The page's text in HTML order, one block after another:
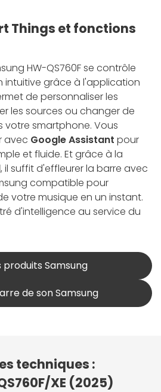
Things et fonctions
HW-QS760F se contrôle
grâce à l'application
de personnaliser les
les sources ou changer de
votre smartphone. Vous
avec Google Assistant pour
et fluide. Et grâce à la
, il suffit d'effleurer la barre avec
compatible pour
votre musique en un instant.
d'intelligence au service du
produits Samsung
de son Samsung
techniques :
XE (2025)